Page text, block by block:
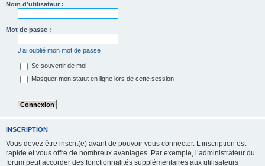
Nom d’utilisateur :
Mot de passe :
J’ai oublié mon mot de passe
Se souvenir de moi
Masquer mon statut en ligne lors de cette session
INSCRIPTION
Vous devez être inscrit(e) avant de pouvoir vous connecter. L’inscription est
rapide et vous offre de nombreux avantages. Par exemple, l’administrateur du
forum peut accorder des fonctionnalités supplémentaires aux utilisateurs